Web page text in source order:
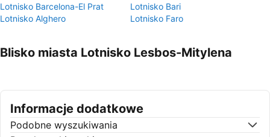
Lotnisko Barcelona-El Prat
Lotnisko Bari
Lotnisko Alghero
Lotnisko Faro
Blisko miasta Lotnisko Lesbos-Mitylena
Informacje dodatkowe
Podobne wyszukiwania